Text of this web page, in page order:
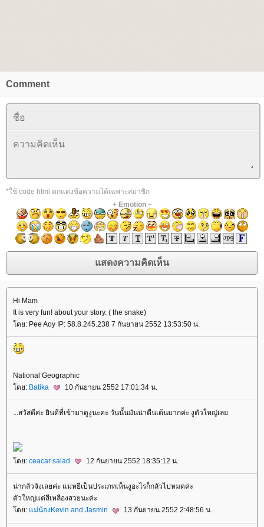
Comment
*ใช้ code html ตกแต่งข้อความได้เฉพาะสมาชิก
+ Emotion+
Hi Mam
It is very fun! about your story. ( the snake)
ดย: Pee Aoy IP: 58.8.245.238 7 กันยายน 2552 13:53:50 น.
National Geographic
ดย: Batika 10 กันยายน 2552 17:01:34 น.
...สวัสดีค่ะ ยินดีที่เข้ามาดูงูนะคะ วันนั้นมันน่าตื่นเต้นมากค่ะ งูตัวใหญ่เล
ดย: ceacar salad 12 กันยายน 2552 18:35:12 น.
น่ากลัวจังเลยค่ะ แม่หยีเป็นประเภทเห็นงูอะไรก็กลัวไปหมดค่ะ
ตัวใหญ่แต่สีเหลืองสวยนะค่ะ
ดย: ม่น้องKevin and Jasmin 13 กันยายน 2552 2:48:56 น.